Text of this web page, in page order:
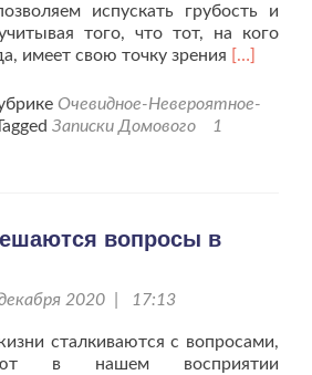
испускать грубость и
того, что тот, на кого
имеет свою точку зрения Читать
[…]
Очевидное-Невероятное-
Записки Домового
1
вопросы в
2020 | 17:13
сталкиваются с вопросами,
в нашем восприятии